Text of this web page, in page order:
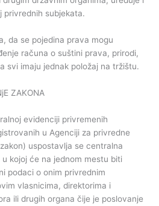
privrednih subjekata.
da se pojedina prava mogu
računa o suštini prava, prirodi,
svi imaju jednak položaj na tržištu.
ZAKONA
evidenciji privremenih
u Agenciji za privredne
uspostavlja se centralna
kojoj će na jednom mestu biti
podaci o onim privrednim
vlasnicima, direktorima i
ili drugih organa čije je poslovanje